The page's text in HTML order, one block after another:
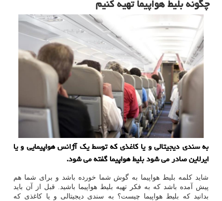
چگونه بلیط هواپیما تهیه کنیم
به سندی دیجیتالی و یا کاغذی که توسط یک آژانس هواپیمایی و یا
ایرلاین صادر می شود بلیط هواپیما گفته می شود.
شاید کلمه بلیط هواپیما به گوش شما خورده باشد و برای شما هم
پیش آمده باشد که به فکر تهیه بلیط هواپیما باشید. قبل از آن باید
بدانید که بلیط هواپیما چیست؟ به سندی دیجیتالی و یا کاغذی که